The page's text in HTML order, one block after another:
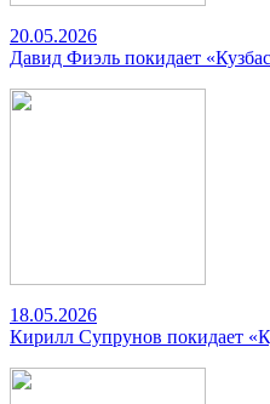
20.05.2026
Давид Фиэль покидает
18.05.2026
Кирилл Супрунов покидает